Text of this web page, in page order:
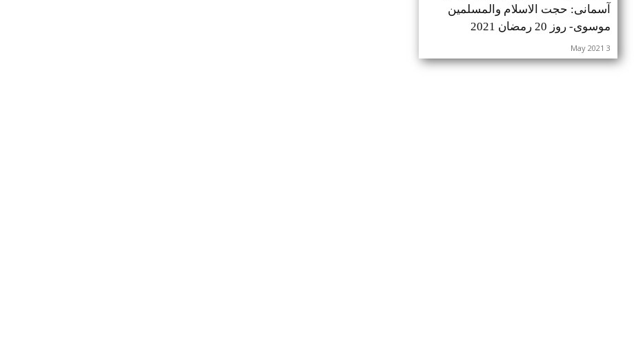
آسمانی: حجت الاسلام والمسلمین
موسوی- روز 20 رمضان 2021
3 May 2021